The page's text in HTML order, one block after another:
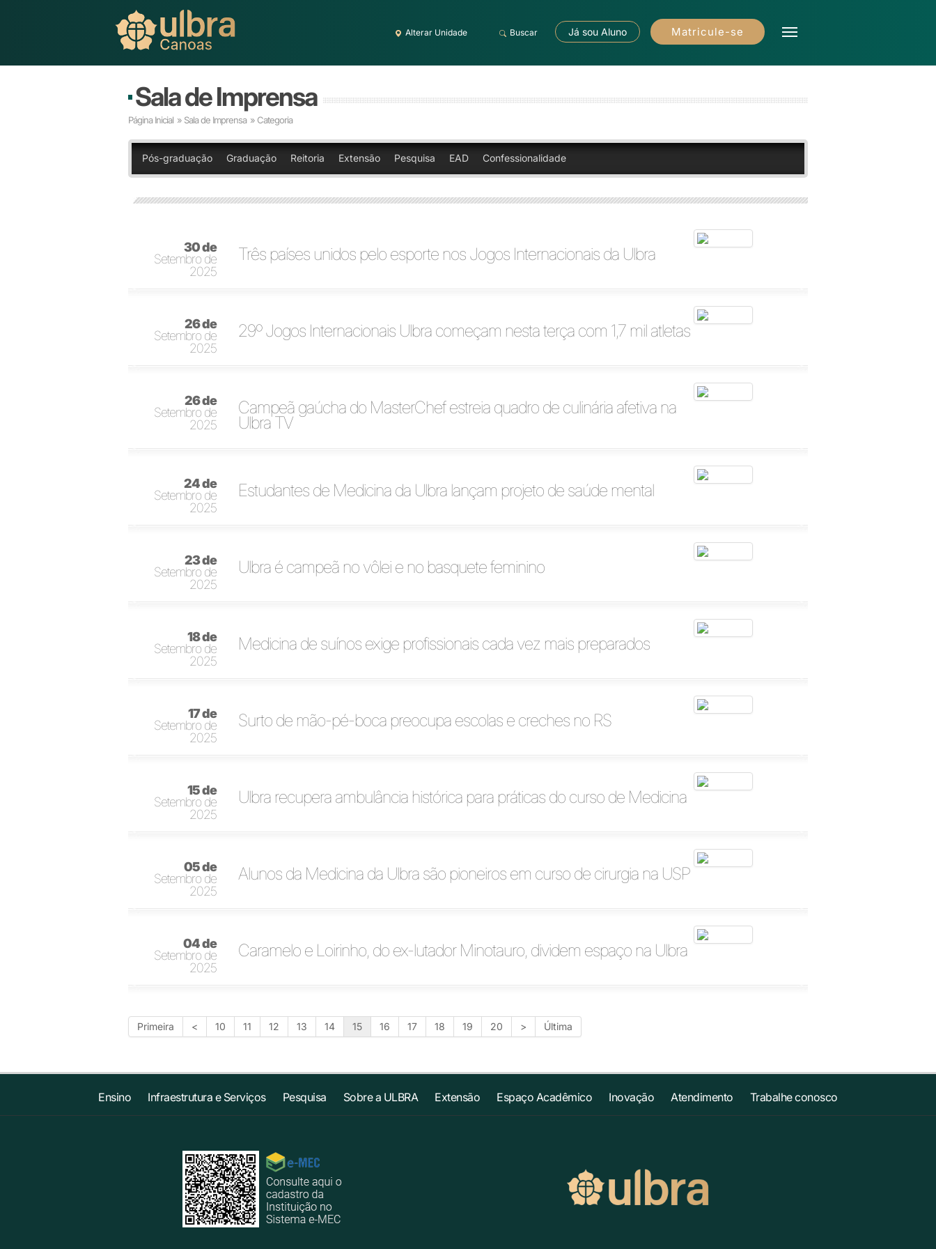
Alterar Unidade Buscar Já sou Aluno Matricule-se
Sala de Imprensa
Página Inicial » Sala de Imprensa » Categoria
Pós-graduação Graduação Reitoria Extensão Pesquisa EAD Confessionalidade
30 de
Setembro de
2025
Três países unidos pelo esporte nos Jogos Internacionais da Ulbra
26 de
Setembro de
2025
29º Jogos Internacionais Ulbra começam nesta terça com 1,7 mil atletas
26 de
Setembro de
2025
Campeã gaúcha do MasterChef estreia quadro de culinária afetiva na
Ulbra TV
24 de
Setembro de
2025
Estudantes de Medicina da Ulbra lançam projeto de saúde mental
23 de
Setembro de
2025
Ulbra é campeã no vôlei e no basquete feminino
18 de
Setembro de
2025
Medicina de suínos exige profissionais cada vez mais preparados
17 de
Setembro de
2025
Surto de mão-pé-boca preocupa escolas e creches no RS
15 de
Setembro de
2025
Ulbra recupera ambulância histórica para práticas do curso de Medicina
05 de
Setembro de
2025
Alunos da Medicina da Ulbra são pioneiros em curso de cirurgia na USP
04 de
Setembro de
2025
Caramelo e Loirinho, do ex-lutador Minotauro, dividem espaço na Ulbra
Primeira < 10 11 12 13 14 15 16 17 18 19 20 > Última
Ensino Infraestrutura e Serviços Pesquisa Sobre a ULBRA Extensão Espaço Acadêmico Inovação Atendimento Trabalhe conosco